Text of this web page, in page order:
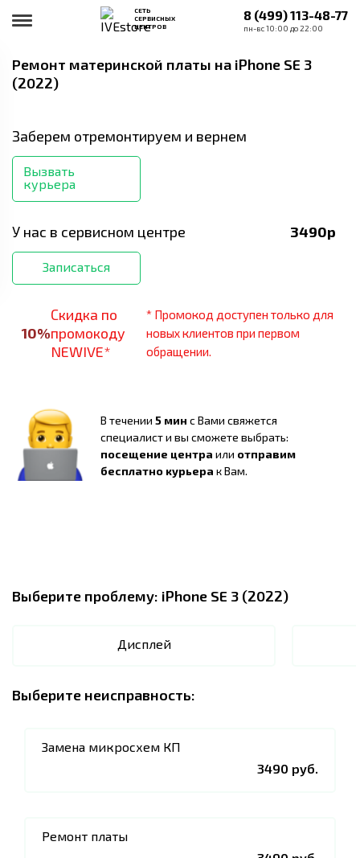
СЕТЬ
СЕРВИСНЫХ
ЦЕНТРОВ
8 (499) 113-48-77
пн-вс 10:00 до 22:00
Ремонт материнской платы на iPhone SE 3
(2022)
Заберем отремонтируем и вернем
Вызвать
курьера
У нас в сервисном центре 3490р
Записаться
10%
Скидка по
промокоду
NEWIVE*
* Промокод доступен только для
новых клиентов при первом
обращении.
В течении 5 мин с Вами свяжется
специалист и вы сможете выбрать:
посещение центра или отправим
бесплатно курьера к Вам.
Выберите проблему: iPhone SE 3 (2022)
Дисплей
Выберите неисправность:
Замена микросхем КП
3490 руб.
Ремонт платы